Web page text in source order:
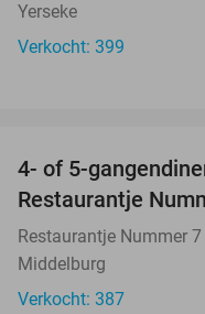
Yerseke
Verkocht: 399
4- of 5-
Restaurantje
Restaurantje Nummer 7
Middelburg
Verkocht: 387